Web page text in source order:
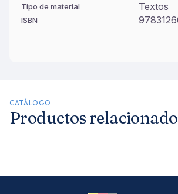
Tipo de material Textos
ISBN
CATÁLOGO
Productos